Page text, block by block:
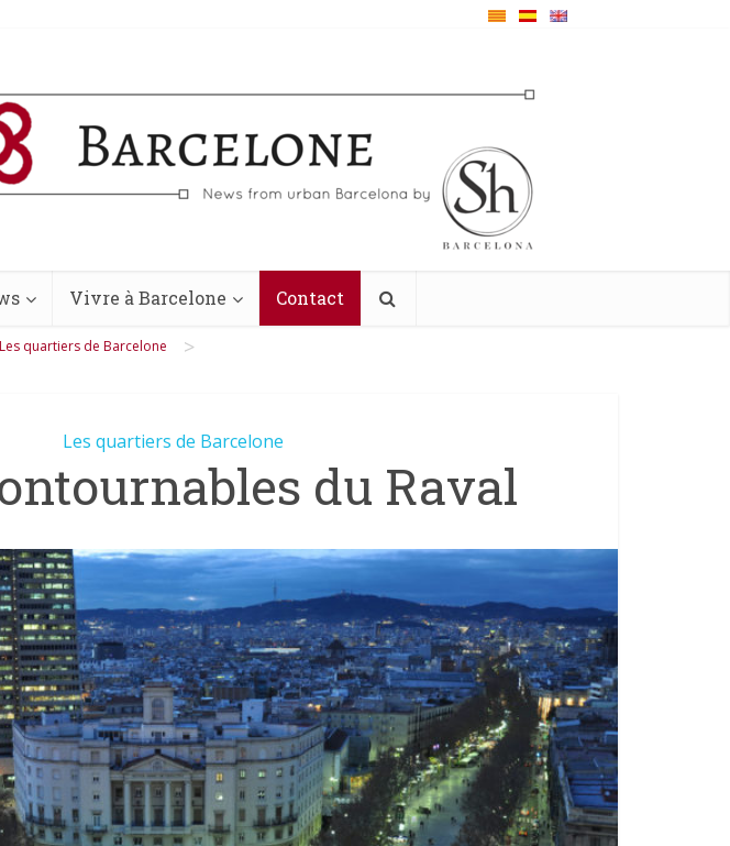
Vivre à Barcelone Contact
Les quartiers de Barcelone >
Les quartiers de Barcelone
du Raval